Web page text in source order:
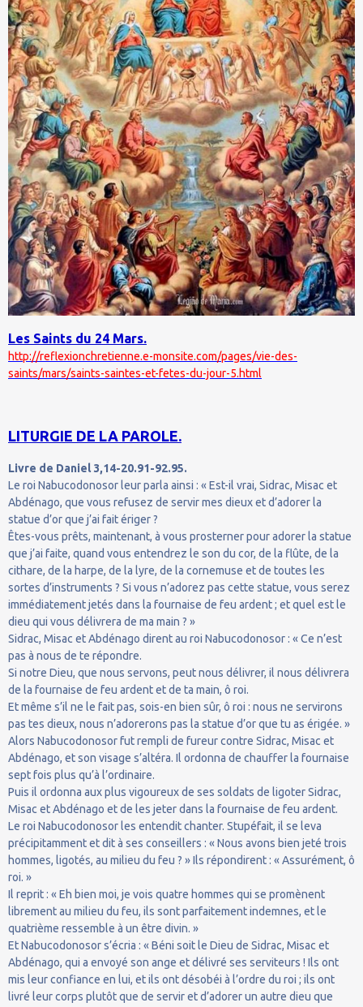
Les Saints du 24 Mars.
http://reflexionchretienne.e-monsite.com/pages/vie-des-
saints/mars/saints-saintes-et-fetes-du-jour-5.html
LITURGIE DE LA PAROLE.
Livre de Daniel 3,14-20.91-92.95.
Le roi Nabucodonosor leur parla ainsi : « Est-il vrai, Sidrac, Misac et
Abdénago, que vous refusez de servir mes dieux et d’adorer la
statue d’or que j’ai fait ériger ?
Êtes-vous prêts, maintenant, à vous prosterner pour adorer la statue
que j’ai faite, quand vous entendrez le son du cor, de la flûte, de la
cithare, de la harpe, de la lyre, de la cornemuse et de toutes les
sortes d’instruments ? Si vous n’adorez pas cette statue, vous serez
immédiatement jetés dans la fournaise de feu ardent ; et quel est le
dieu qui vous délivrera de ma main ? »
Sidrac, Misac et Abdénago dirent au roi Nabucodonosor : « Ce n’est
pas à nous de te répondre.
Si notre Dieu, que nous servons, peut nous délivrer, il nous délivrera
de la fournaise de feu ardent et de ta main, ô roi.
Et même s’il ne le fait pas, sois-en bien sûr, ô roi : nous ne servirons
pas tes dieux, nous n’adorerons pas la statue d’or que tu as érigée. »
Alors Nabucodonosor fut rempli de fureur contre Sidrac, Misac et
Abdénago, et son visage s’altéra. Il ordonna de chauffer la fournaise
sept fois plus qu’à l’ordinaire.
Puis il ordonna aux plus vigoureux de ses soldats de ligoter Sidrac,
Misac et Abdénago et de les jeter dans la fournaise de feu ardent.
Le roi Nabucodonosor les entendit chanter. Stupéfait, il se leva
précipitamment et dit à ses conseillers : « Nous avons bien jeté trois
hommes, ligotés, au milieu du feu ? » Ils répondirent : « Assurément, ô
roi. »
Il reprit : « Eh bien moi, je vois quatre hommes qui se promènent
librement au milieu du feu, ils sont parfaitement indemnes, et le
quatrième ressemble à un être divin. »
Et Nabucodonosor s’écria : « Béni soit le Dieu de Sidrac, Misac et
Abdénago, qui a envoyé son ange et délivré ses serviteurs ! Ils ont
mis leur confiance en lui, et ils ont désobéi à l’ordre du roi ; ils ont
livré leur corps plutôt que de servir et d’adorer un autre dieu que